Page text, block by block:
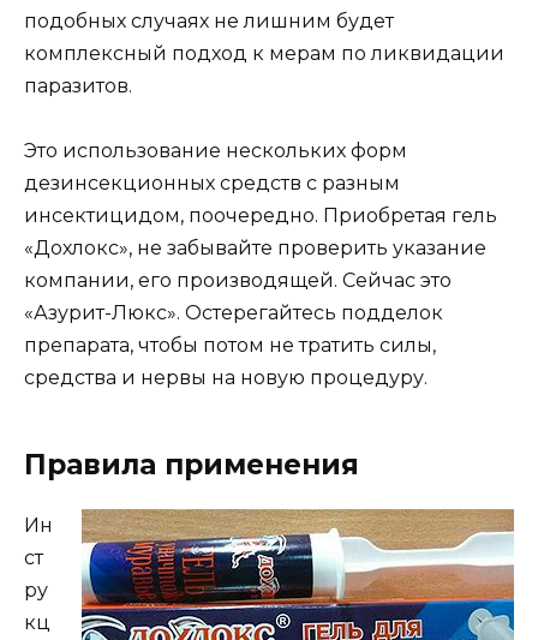
подобных случаях не лишним будет
комплексный подход к мерам по ликвидации
паразитов.
Это использование нескольких форм
дезинсекционных средств с разным
инсектицидом, поочередно. Приобретая гель
«Дохлокс», не забывайте проверить указание
компании, его производящей. Сейчас это
«Азурит-Люкс». Остерегайтесь подделок
препарата, чтобы потом не тратить силы,
средства и нервы на новую процедуру.
Правила применения
Ин
ст
ру
кц